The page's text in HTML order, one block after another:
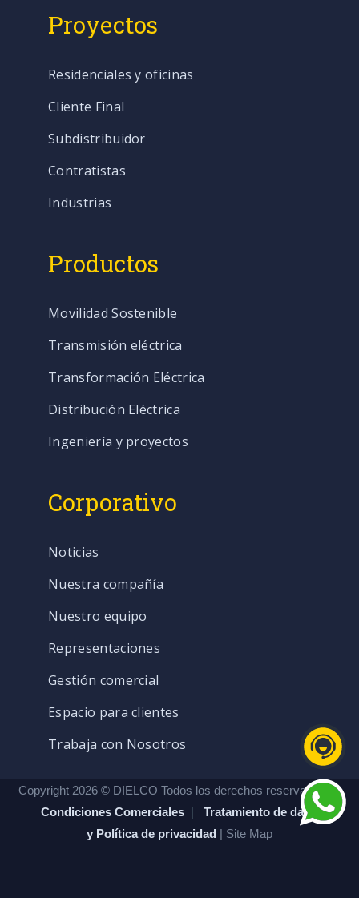
Proyectos
Residenciales y oficinas
Cliente Final
Subdistribuidor
Contratistas
Industrias
Productos
Movilidad Sostenible
Transmisión eléctrica
Transformación Eléctrica
Distribución Eléctrica
Ingeniería y proyectos
Corporativo
Noticias
Nuestra compañía
Nuestro equipo
Representaciones
Gestión comercial
Espacio para clientes
Trabaja con Nosotros
Copyright 2026 © DIELCO Todos los derechos reservados. |
Condiciones Comerciales | Tratamiento de datos
y Política de privacidad | Site Map